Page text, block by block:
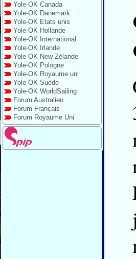
Yole-OK Canada
Yole-OK Danemark
Yole-OK Etats unis
Yole-OK Hollande
Yole-OK International
Yole-OK Irlande
Yole-OK New Zélande
Yole-OK Pologne
Yole-OK Royaume uni
Yole-OK Suède
Yole-OK WorldSailing
Forum Australien
Forum Français
Forum Royaume Uni